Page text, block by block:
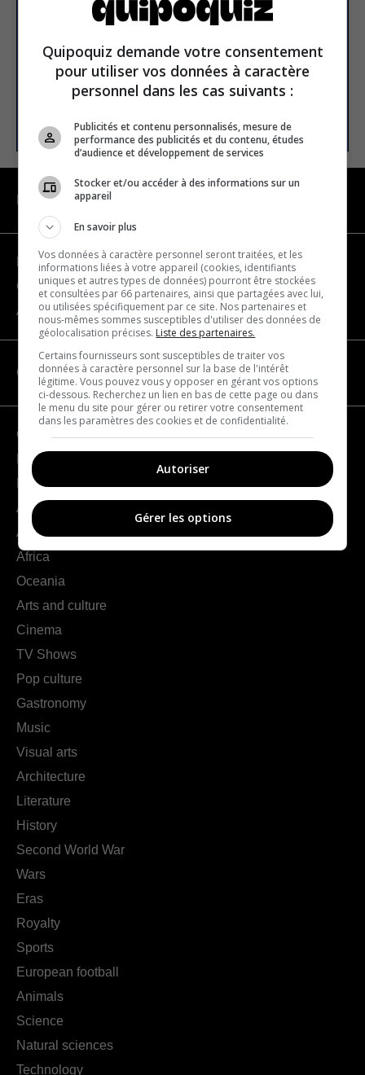
Email address
NAVIGATION
Become a partner
Contact us
About us
CATEGORIES
Geography
France
Europe
Americas
Asia
Africa
Oceania
Arts and culture
Cinema
TV Shows
Pop culture
Gastronomy
Music
Visual arts
Architecture
Literature
History
Second World War
Wars
Eras
Royalty
Sports
European football
Animals
Science
Natural sciences
Technology
Quipoquiz demande votre consentement
pour utiliser vos données à caractère
personnel dans les cas suivants :
Publicités et contenu personnalisés, mesure de
performance des publicités et du contenu, études
d’audience et développement de services
Stocker et/ou accéder à des informations sur un
appareil
En savoir plus
Vos données à caractère personnel seront traitées, et les
informations liées à votre appareil (cookies, identifiants
uniques et autres types de données) pourront être stockées
et consultées par 66 partenaires, ainsi que partagées avec lui,
ou utilisées spécifiquement par ce site. Nos partenaires et
nous-mêmes sommes susceptibles d'utiliser des données de
géolocalisation précises. Liste des partenaires.
Certains fournisseurs sont susceptibles de traiter vos
données à caractère personnel sur la base de l'intérêt
légitime. Vous pouvez vous y opposer en gérant vos options
ci-dessous. Recherchez un lien en bas de cette page ou dans
le menu du site pour gérer ou retirer votre consentement
dans les paramètres des cookies et de confidentialité.
Autoriser
Gérer les options